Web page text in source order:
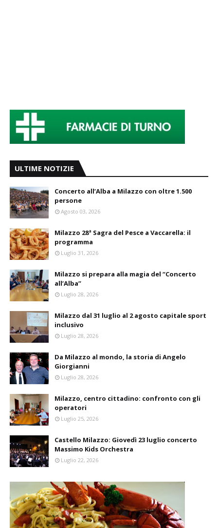
ULTIME NOTIZIE
Concerto all’Alba a Milazzo con oltre 1.500
persone
Agosto 03, 2026
Milazzo 28ª Sagra del Pesce a Vaccarella: il
programma
Luglio 31, 2026
Milazzo si prepara alla magia del “Concerto
all’Alba”
Luglio 28, 2026
Milazzo dal 31 luglio al 2 agosto capitale sport
inclusivo
Luglio 28, 2026
Da Milazzo al mondo, la storia di Angelo
Giorgianni
Luglio 28, 2026
Milazzo, centro cittadino: confronto con gli
operatori
Luglio 25, 2026
Castello Milazzo: Giovedì 23 luglio concerto
Massimo Kids Orchestra
Luglio 22, 2026